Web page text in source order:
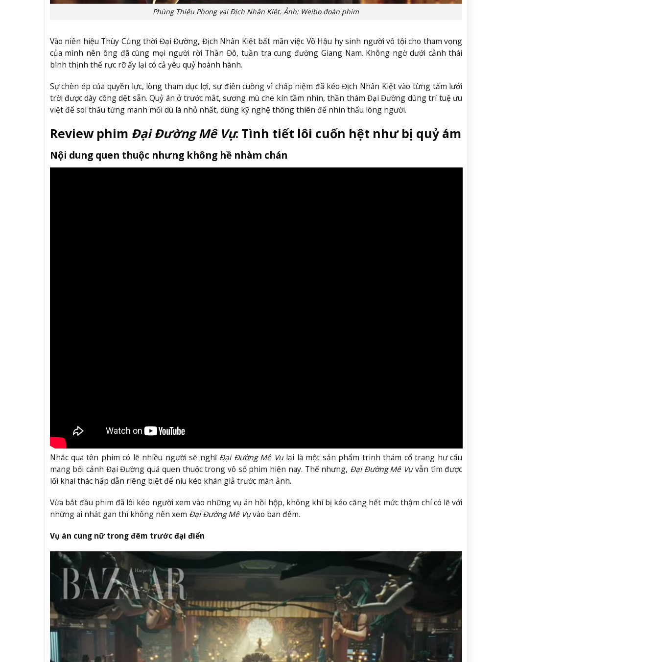
Phùng Thiệu Phong vai Địch Nhân Kiệt. Ảnh: Weibo đoàn phim
Vào niên hiệu Thùy Củng thời Đại Đường, Địch Nhân Kiệt bất mãn việc Võ Hậu hy sinh người vô tội cho tham vọng
của mình nên ông đã cùng mọi người rời Thần Đô, tuần tra cung đường Giang Nam. Không ngờ dưới cảnh thái
bình thịnh thế rực rỡ ấy lại có cả yêu quỷ hoành hành.
Sự chèn ép của quyền lực, lòng tham dục lợi, sự điên cuồng vì chấp niệm đã kéo Địch Nhân Kiệt vào từng tấm lưới
trời được dày công dệt sẵn. Quỷ án ở trước mắt, sương mù che kín tầm nhìn, thần thám Đại Đường dùng trí tuệ ưu
việt để soi thấu từng manh mối dù là nhỏ nhất, dùng kỹ nghệ thông thiên để nhìn thấu lòng người.
Review phim Đại Đường Mê Vụ: Tình tiết lôi cuốn hệt như bị quỷ ám
Nội dung quen thuộc nhưng không hề nhàm chán
Nhắc qua tên phim có lẽ nhiều người sẽ nghĩ Đại Đường Mê Vụlại là một sản phẩm trinh thám cổ trang hư cấu
mang bối cảnh Đại Đường quá quen thuộc trong vô số phim hiện nay. Thế nhưng, Đại Đường Mê Vụ vẫn tìm được
lối khai thác hấp dẫn riêng biệt để níu kéo khán giả trước màn ảnh.
Vừa bắt đầu phim đã lôi kéo người xem vào những vụ án hồi hộp, không khí bị kéo căng hết mức thậm chí có lẽ với
những ai nhát gan thì không nên xem Đại Đường Mê Vụvào ban đêm.
Vụ án cung nữ trong đêm trước đại điển